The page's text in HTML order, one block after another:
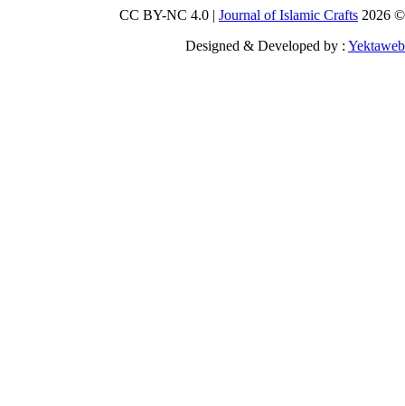
Journal of Islamic
Designed & Developed by :